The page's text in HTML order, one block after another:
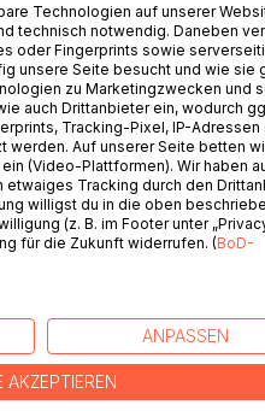
will be valued, not only for
which in most
Livery garments, with
liable to be called upon to
will be found thoroughly
various styles and classes
Cutters and for
of the Plates. We feel
TITEL BEI
Technologien auf unserer
technisch notwendig. Daneben
oder Fingerprints sowie
unsere Seite besucht und wie sie
zu Marketingzwecken und
auch Drittanbieter ein, wodurch
Tracking-Pixel, IP-Adressen
werden. Auf unserer Seite betten
(Video-Plattformen). Wir haben
Tracking durch den
willigst du in die oben
(z. B. im Footer unter
für die Zukunft widerrufen. (BoD-
ANPASSEN
AKZEPTIEREN